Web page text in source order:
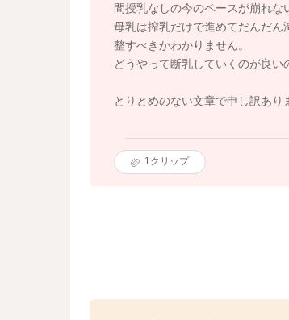
間授乳なしの今のペースが崩れな
母乳は搾乳だけで進めてだんだん
整すべきかわかりません。
どうやって断乳していくのが良い
とりとめのない文章で申し訳あり
1クリップ